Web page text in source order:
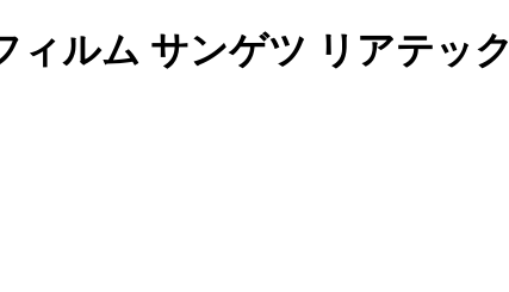
ィルム サンゲツ リアテック